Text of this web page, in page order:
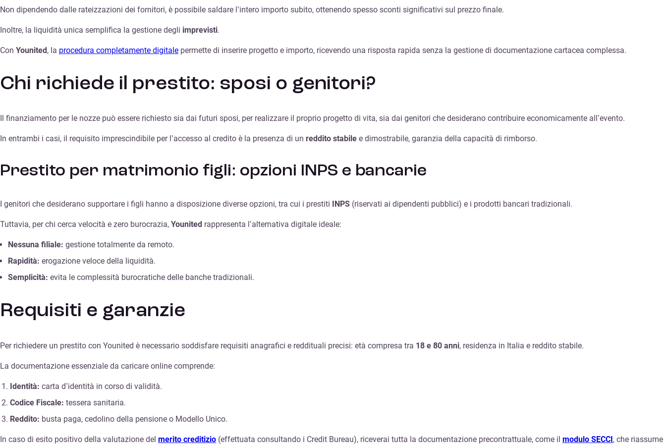
Non dipendendo dalle rateizzazioni dei fornitori, è possibile saldare l’intero importo subito, ottenendo spesso sconti significativi sul prezzo finale.
Inoltre, la liquidità unica semplifica la gestione degli imprevisti.
Con Younited, la procedura completamente digitale permette di inserire progetto e importo, ricevendo una risposta rapida senza la gestione di documentazione cartacea complessa.
Chi richiede il prestito: sposi o genitori?
Il finanziamento per le nozze può essere richiesto sia dai futuri sposi, per realizzare il proprio progetto di vita, sia dai genitori che desiderano contribuire economicamente all’evento.
In entrambi i casi, il requisito imprescindibile per l’accesso al credito è la presenza di un reddito stabile e dimostrabile, garanzia della capacità di rimborso.
Prestito per matrimonio figli: opzioni INPS e bancarie
I genitori che desiderano supportare i figli hanno a disposizione diverse opzioni, tra cui i prestiti INPS (riservati ai dipendenti pubblici) e i prodotti bancari tradizionali.
Tuttavia, per chi cerca velocità e zero burocrazia, Younited rappresenta l’alternativa digitale ideale:
Nessuna filiale: gestione totalmente da remoto.
Rapidità: erogazione veloce della liquidità.
Semplicità: evita le complessità burocratiche delle banche tradizionali.
Requisiti e garanzie
Per richiedere un prestito con Younited è necessario soddisfare requisiti anagrafici e reddituali precisi: età compresa tra 18 e 80 anni, residenza in Italia e reddito stabile.
La documentazione essenziale da caricare online comprende:
Identità: carta d’identità in corso di validità.
Codice Fiscale: tessera sanitaria.
Reddito: busta paga, cedolino della pensione o Modello Unico.
In caso di esito positivo della valutazione del merito creditizio (effettuata consultando i Credit Bureau), riceverai tutta la documentazione precontrattuale, come il modulo SECCI, che riassume